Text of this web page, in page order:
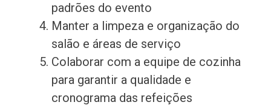
padrões do evento
Manter a limpeza e organização do
salão e áreas de serviço
Colaborar com a equipe de cozinha
para garantir a qualidade e
cronograma das refeições